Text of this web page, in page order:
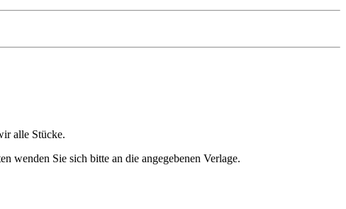
alle Stücke.
wenden Sie sich bitte an die angegebenen Verlage.